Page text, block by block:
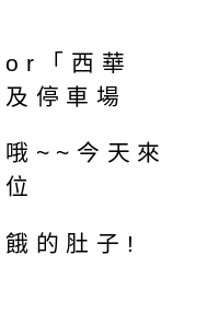
「西華
停車場
~~今天來
的肚子!